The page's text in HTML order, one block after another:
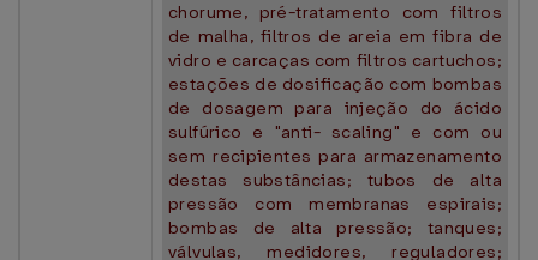
chorume, pré-tratamento com filtros
de malha, filtros de areia em fibra de
vidro e carcaças com filtros cartuchos;
estações de dosificação com bombas
de dosagem para injeção do ácido
sulfúrico e "anti- scaling" e com ou
sem recipientes para armazenamento
destas substâncias; tubos de alta
pressão com membranas espirais;
bombas de alta pressão; tanques;
válvulas, medidores, reguladores;